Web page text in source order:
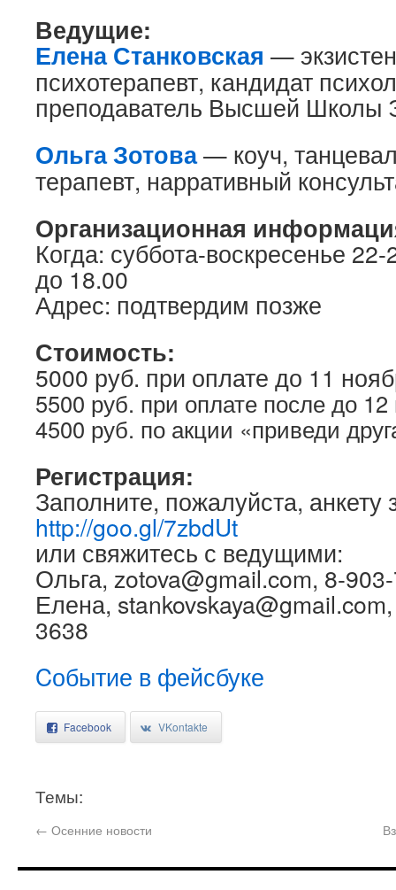
Ведущие:
Елена Станковская —
психотерапевт, кандидат
преподаватель Высшей Школы
Ольга Зотова— коуч,
терапевт, нарративный
Организационная
Когда: суббота-воскресенье
до 18.00
Адрес: подтвердим позже
Стоимость:
5000 руб. при оплате до 11
5500 руб. при оплате после до
4500 руб. по акции «приведи
Регистрация:
Заполните, пожалуйста, анкету
http://goo.gl/7zbdUt
или свяжитесь с ведущими:
Ольга, zotova@gmail.com, 8-
Елена,
3638
Cобытие в фейсбуке
Facebook VKontakte
Темы:
← Осенние новости